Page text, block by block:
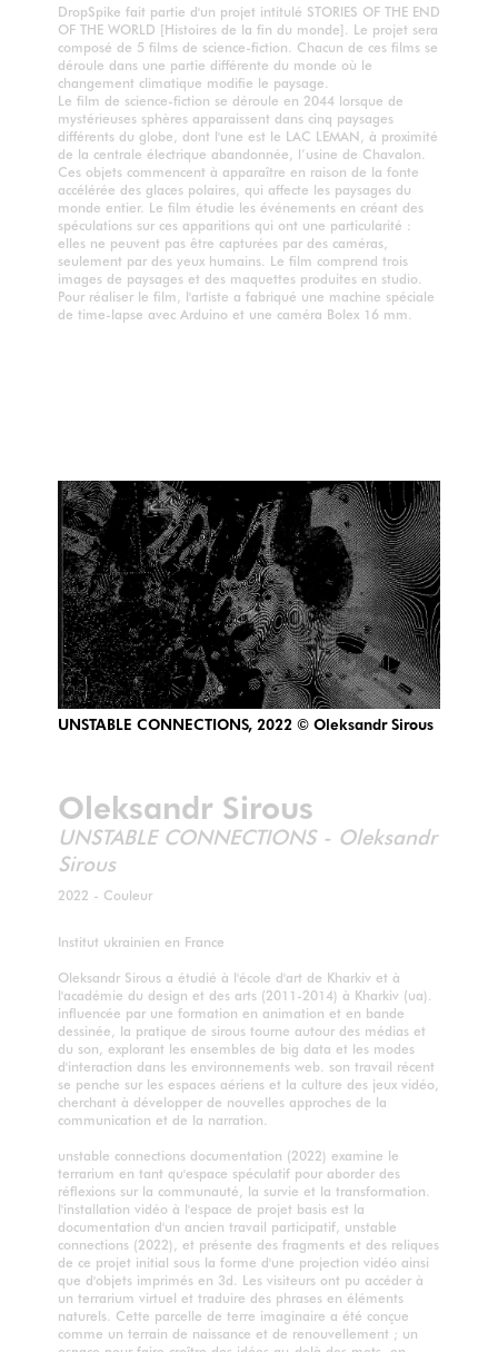
DropSpike fait partie d'un projet intitulé STORIES OF THE END
OF THE WORLD [Histoires de la fin du monde]. Le projet sera
composé de 5 films de science-fiction. Chacun de ces films se
déroule dans une partie différente du monde où le
changement climatique modifie le paysage.
Le film de science-fiction se déroule en 2044 lorsque de
mystérieuses sphères apparaissent dans cinq paysages
différents du globe, dont l'une est le LAC LEMAN, à proximité
de la centrale électrique abandonnée, l’usine de Chavalon.
Ces objets commencent à apparaître en raison de la fonte
accélérée des glaces polaires, qui affecte les paysages du
monde entier. Le film étudie les événements en créant des
spéculations sur ces apparitions qui ont une particularité :
elles ne peuvent pas être capturées par des caméras,
seulement par des yeux humains. Le film comprend trois
images de paysages et des maquettes produites en studio.
Pour réaliser le film, l'artiste a fabriqué une machine spéciale
de time-lapse avec Arduino et une caméra Bolex 16 mm.
UNSTABLE CONNECTIONS, 2022 © Oleksandr Sirous
Oleksandr Sirous
UNSTABLE CONNECTIONS - Oleksandr
Sirous
2022 - Couleur
Institut ukrainien en France
Oleksandr Sirous a étudié à l'école d'art de Kharkiv et à
l'académie du design et des arts (2011-2014) à Kharkiv (ua).
influencée par une formation en animation et en bande
dessinée, la pratique de sirous tourne autour des médias et
du son, explorant les ensembles de big data et les modes
d'interaction dans les environnements web. son travail récent
se penche sur les espaces aériens et la culture des jeux vidéo,
cherchant à développer de nouvelles approches de la
communication et de la narration.
unstable connections documentation (2022) examine le
terrarium en tant qu'espace spéculatif pour aborder des
réflexions sur la communauté, la survie et la transformation.
l'installation vidéo à l'espace de projet basis est la
documentation d'un ancien travail participatif, unstable
connections (2022), et présente des fragments et des reliques
de ce projet initial sous la forme d'une projection vidéo ainsi
que d'objets imprimés en 3d. Les visiteurs ont pu accéder à
un terrarium virtuel et traduire des phrases en éléments
naturels. Cette parcelle de terre imaginaire a été conçue
comme un terrain de naissance et de renouvellement ; un